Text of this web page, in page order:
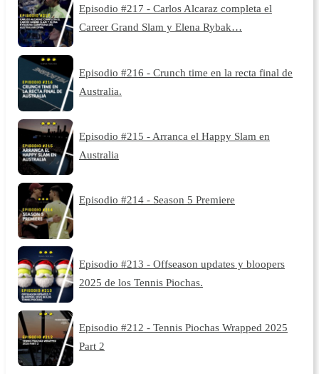
Episodio #217 - Carlos Alcaraz completa el
Career Grand Slam y Elena Rybak…
Episodio #216 - Crunch time en la recta final de
Australia.
Episodio #215 - Arranca el Happy Slam en
Australia
Episodio #214 - Season 5 Premiere
Episodio #213 - Offseason updates y bloopers
2025 de los Tennis Piochas.
Episodio #212 - Tennis Piochas Wrapped 2025
Part 2